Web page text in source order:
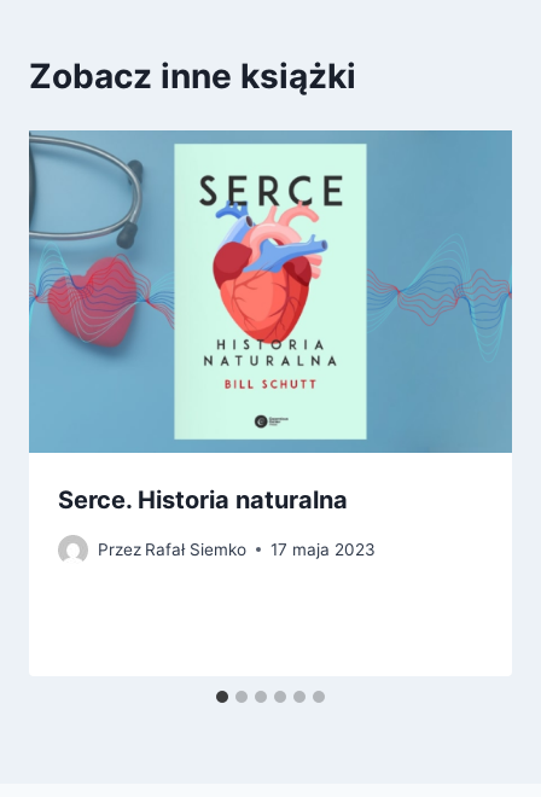
Zobacz inne książki
Serce. Historia naturalna
Przez Rafał Siemko 17 maja 2023